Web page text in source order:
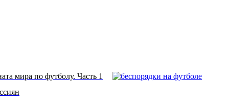
мира по футболу. Часть 1